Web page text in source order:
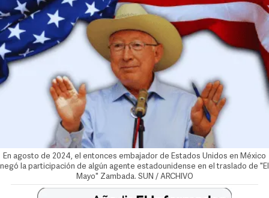
En agosto de 2024, el entonces embajador de Estados Unidos en México
negó la participación de algún agente estadounidense en el traslado de "El
Mayo" Zambada. SUN / ARCHIVO